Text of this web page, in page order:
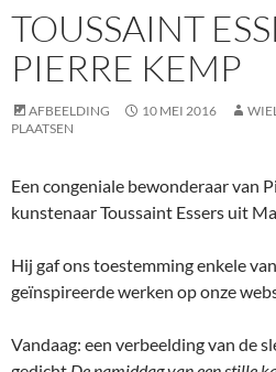
TOUSSAINT
PIERRE KEMP
AFBEELDING 10 MEI 2016
PLAATSEN
Een congeniale bewonderaar van
kunstenaar Toussaint Essers uit
Hij gaf ons toestemming enkele
geïnspireerde werken op onze
Vandaag: een verbeelding van de